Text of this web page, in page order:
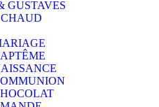
GUSTAVES